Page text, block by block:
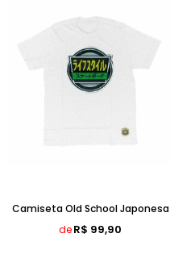
Camiseta Old School Japonesa
deR$ 99,90